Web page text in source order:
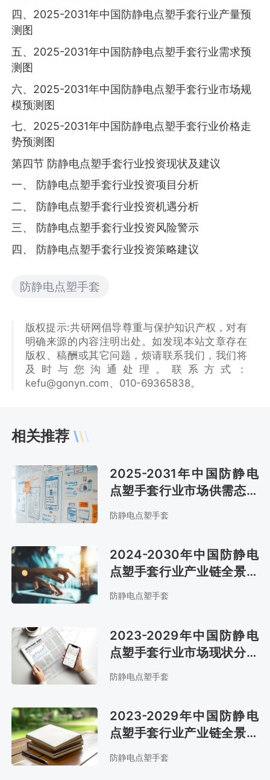
四、2025-2031年中国防静电点塑手套行业产量预
测图
五、2025-2031年中国防静电点塑手套行业需求预
测图
六、2025-2031年中国防静电点塑手套行业市场规
模预测图
七、2025-2031年中国防静电点塑手套行业价格走
势预测图
第四节 防静电点塑手套行业投资现状及建议
一、 防静电点塑手套行业投资项目分析
二、 防静电点塑手套行业投资机遇分析
三、 防静电点塑手套行业投资风险警示
四、 防静电点塑手套行业投资策略建议
防静电点塑手套
版权提示:共研网倡导尊重与保护知识产权，对有
明确来源的内容注明出处。如发现本站文章存在
版权、稿酬或其它问题，烦请联系我们，我们将
及时与您沟通处理。联系方式：
kefu@gonyn.com、010-69365838。
相关推荐
2025-2031年中国防静电
点塑手套行业市场供需态势
防静电点塑手套
2024-2030年中国防静电
点塑手套行业产业链全景研
究及市场前景评估报告
防静电点塑手套
2023-2029年中国防静电
点塑手套行业市场现状分析
及市场前景评估报告
防静电点塑手套
2023-2029年中国防静电
点塑手套行业产业链全景研
究及发展战略咨询报告
防静电点塑手套